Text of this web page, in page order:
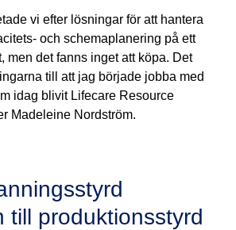
vi efter lösningar för att hantera
och schemaplanering på ett
men det fanns inget att köpa. Det
till att jag började jobba med
idag blivit Lifecare Resource
Madeleine Nordström.
till produktionsstyrd